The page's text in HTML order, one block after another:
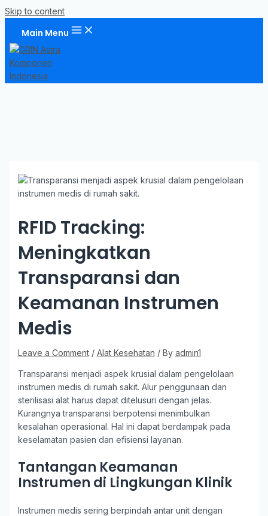
Skip to content
Main Menu
RFID Tracking:
Meningkatkan
Transparansi dan
Keamanan Instrumen
Medis
Leave a Comment / Alat Kesehatan / By admin1
Transparansi menjadi aspek krusial dalam pengelolaan
instrumen medis di rumah sakit. Alur penggunaan dan
sterilisasi alat harus dapat ditelusuri dengan jelas.
Kurangnya transparansi berpotensi menimbulkan
kesalahan operasional. Hal ini dapat berdampak pada
keselamatan pasien dan efisiensi layanan.
Tantangan Keamanan
Instrumen di Lingkungan Klinik
Instrumen medis sering berpindah antar unit dengan